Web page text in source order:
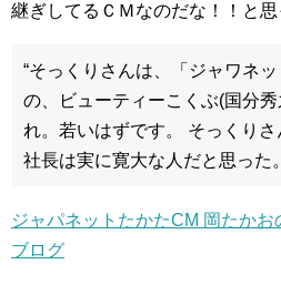
継ぎしてるＣＭなのだな！！と思
“そっくりさんは、「ジャワネ
の、ビューティーこくぶ(国分
れ。若いはずです。 そっくり
社長は実に寛大な人だと思った
ジャパネットたかたCM 岡たかお
ブログ